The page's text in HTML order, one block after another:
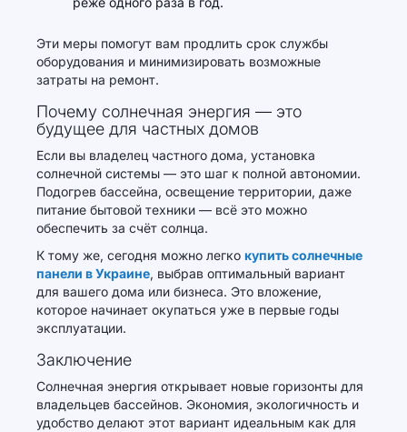
Эти меры помогут вам продлить срок службы
оборудования и минимизировать возможные
затраты на ремонт.
Почему солнечная энергия — это
будущее для частных домов
Если вы владелец частного дома, установка
солнечной системы — это шаг к полной автономии.
Подогрев бассейна, освещение территории, даже
питание бытовой техники — всё это можно
обеспечить за счёт солнца.
К тому же, сегодня можно легко купить солнечные
панели в Украине, выбрав оптимальный вариант
для вашего дома или бизнеса. Это вложение,
которое начинает окупаться уже в первые годы
эксплуатации.
Заключение
Солнечная энергия открывает новые горизонты для
владельцев бассейнов. Экономия, экологичность и
удобство делают этот вариант идеальным как для